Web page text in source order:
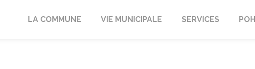
TréoganLA COMMUNE VIE MUNICIPALE SERVICES